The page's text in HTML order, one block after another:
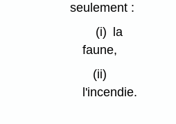
seulement :
(i)
la
faune,
(ii)
l'incendie.